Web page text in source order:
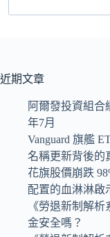
近期文章
阿爾發投資組
年7月
Vanguard 旗艦
名稱更新背後的
花旗股價崩跌
配置的血淋淋啟
《勞退新制解
金安全嗎？